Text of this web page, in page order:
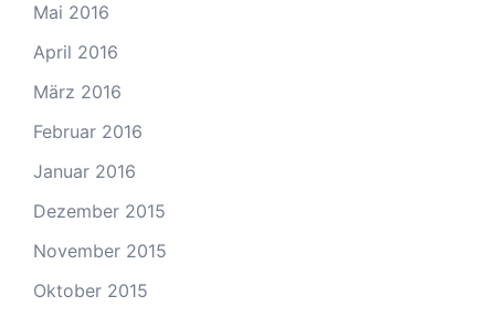
Mai 2016
April 2016
März 2016
Februar 2016
Januar 2016
Dezember 2015
November 2015
Oktober 2015